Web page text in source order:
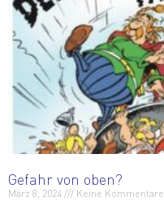
Gefahr von oben?
März 8, 2024 Keine Kommentare